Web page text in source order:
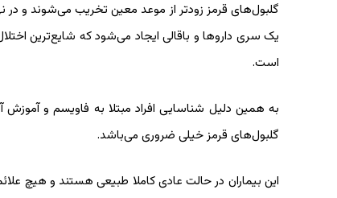
‌‌گلبول‌های قرمز زودتر از موعد معین تخریب می‌شوند و
است.
به همین دلیل شناسایی افراد مبتلا به فاویسم و آموزش
‌‌گلبول‌های قرمز خیلی ضروری می‌باشد.
این بیماران در حالت عادی کاملا طبیعی هستند و هیچ